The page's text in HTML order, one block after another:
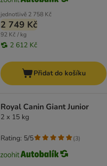
jednotlivě 2 758 Kč
2 749 Kč
92 Kč / kg
2 612 Kč
Přidat do košíku
Royal Canin Giant Junior
2 x 15 kg
Rating: 5/5 (3)